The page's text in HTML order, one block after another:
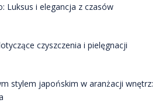
Luksus i elegancja z czasów
czyszczenia i pielęgnacji
stylem japońskim w aranżacji wnętrz: